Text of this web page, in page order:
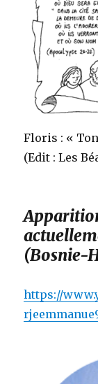
Floris : « Ton
(Edit : Les
(Bosnie-
https://